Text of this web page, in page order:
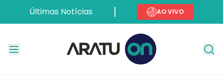
Últimas Notícias AO VIVO